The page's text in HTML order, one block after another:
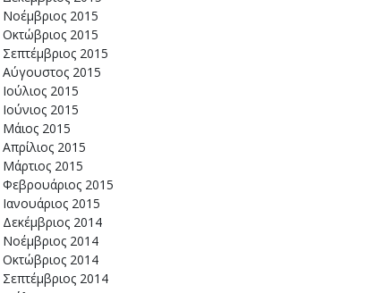
Νοέμβριος 2015
Οκτώβριος 2015
Σεπτέμβριος 2015
Αύγουστος 2015
Ιούλιος 2015
Ιούνιος 2015
Μάιος 2015
Απρίλιος 2015
Μάρτιος 2015
Φεβρουάριος 2015
Ιανουάριος 2015
Δεκέμβριος 2014
Νοέμβριος 2014
Οκτώβριος 2014
Σεπτέμβριος 2014